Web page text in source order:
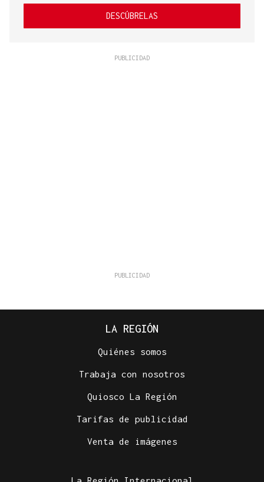
DESCÚBRELAS
LA REGIÓN
Quiénes somos
Trabaja con nosotros
Quiosco La Región
Tarifas de publicidad
Venta de imágenes